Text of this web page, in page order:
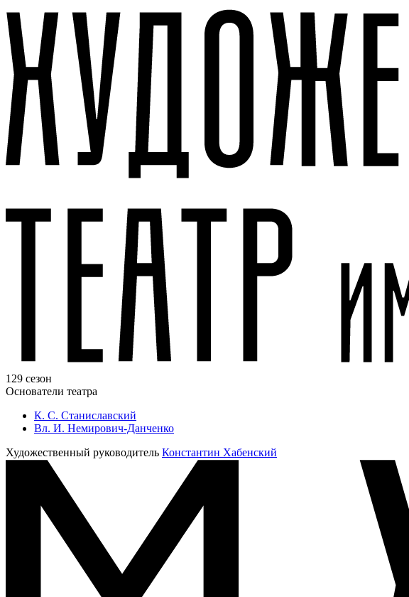
129 сезон
Основатели театра
К. С. Станиславский
Вл. И. Немирович-Данченко
Художественный руководитель Константин Хабенский